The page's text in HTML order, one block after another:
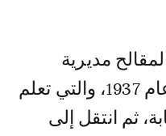
مديرية
السدة محافظة إب في عام 1937، والتي تعلم
ثم انتقل إلى